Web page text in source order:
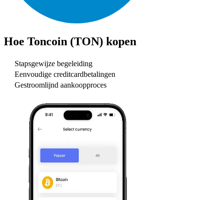
Hoe Toncoin (TON) kopen
Stapsgewijze begeleiding
Eenvoudige creditcardbetalingen
Gestroomlijnd aankoopproces